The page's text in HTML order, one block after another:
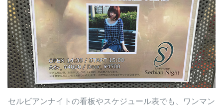
セルビアンナイトの看板やスケジュール表でも、ワンマン